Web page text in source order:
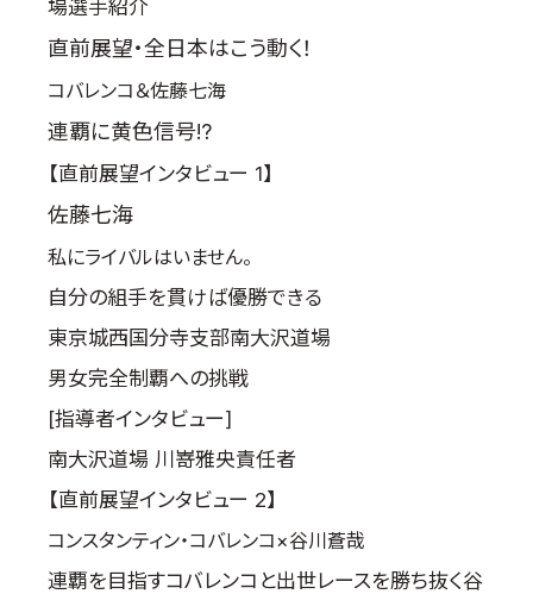
場選手紹介
直前展望・全日本はこう動く！
コバレンコ＆佐藤七海
連覇に黄色信号!?
【直前展望インタビュー 1】
佐藤七海
私にライバルはいません。
自分の組手を貫けば優勝できる
東京城西国分寺支部南大沢道場
男女完全制覇への挑戦
[指導者インタビュー]
南大沢道場 川嵜雅央責任者
【直前展望インタビュー 2】
コンスタンティン・コバレンコ×谷川蒼哉
連覇を目指すコバレンコと出世レースを勝ち抜く谷